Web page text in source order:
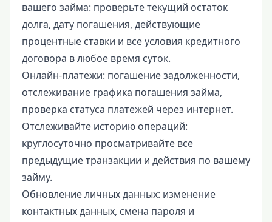
вашего займа: проверьте текущий остаток
долга, дату погашения, действующие
процентные ставки и все условия кредитного
договора в любое время суток.
Онлайн-платежи: погашение задолженности,
отслеживание графика погашения займа,
проверка статуса платежей через интернет.
Отслеживайте историю операций:
круглосуточно просматривайте все
предыдущие транзакции и действия по вашему
займу.
Обновление личных данных: изменение
контактных данных, смена пароля и